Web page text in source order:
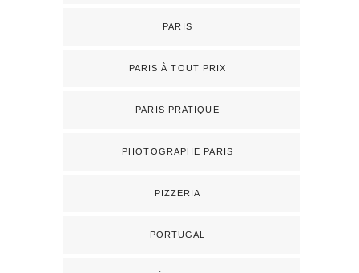
PARIS
PARIS À TOUT PRIX
PARIS PRATIQUE
PHOTOGRAPHE PARIS
PIZZERIA
PORTUGAL